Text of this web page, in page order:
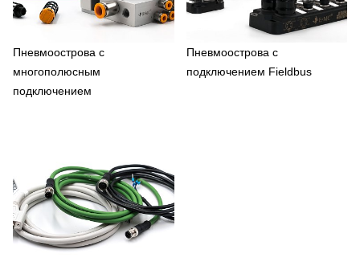
Пневмоострова с
многополюсным
подключением
Пневмоострова с
подключением Fieldbus